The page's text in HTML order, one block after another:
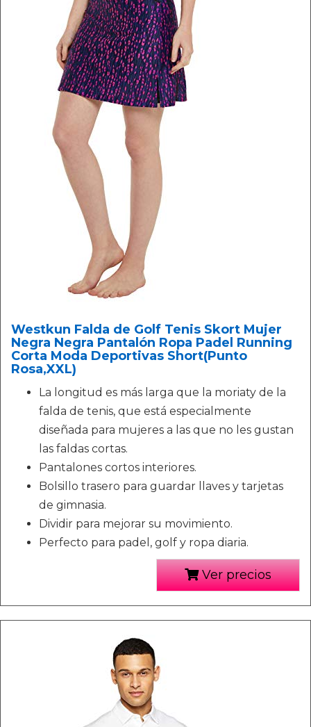
Westkun Falda de Golf Tenis Skort Mujer
Negra Negra Pantalón Ropa Padel Running
Corta Moda Deportivas Short(Punto
Rosa,XXL)
La longitud es más larga que la moriaty de la
falda de tenis, que está especialmente
diseñada para mujeres a las que no les gustan
las faldas cortas.
Pantalones cortos interiores.
Bolsillo trasero para guardar llaves y tarjetas
de gimnasia.
Dividir para mejorar su movimiento.
Perfecto para padel, golf y ropa diaria.
Ver precios